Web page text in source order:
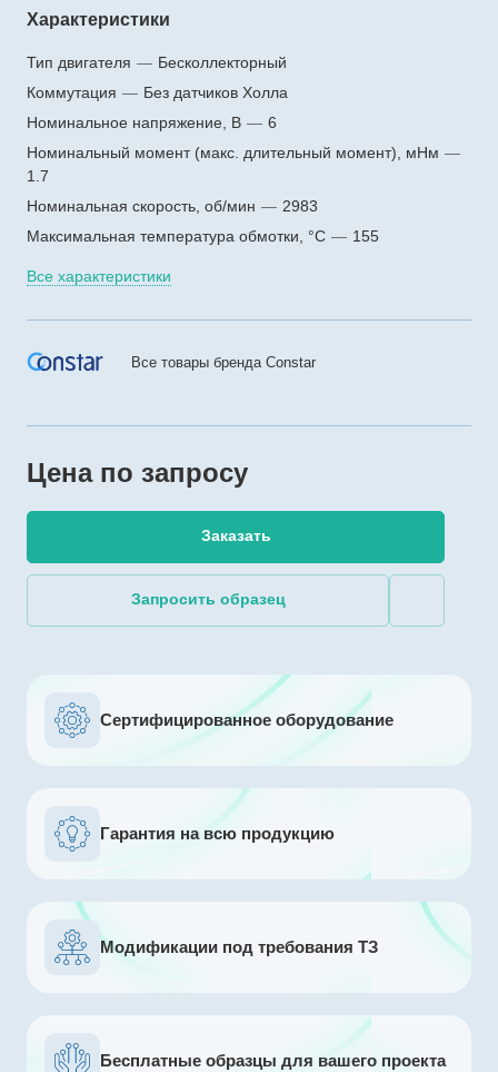
Характеристики
Тип двигателя — Бесколлекторный
Коммутация — Без датчиков Холла
Номинальное напряжение, В — 6
Номинальный момент (макс. длительный момент), мНм —
1.7
Номинальная скорость, об/мин — 2983
Максимальная температура обмотки, °C — 155
Все характеристики
Все товары бренда Constar
Цена по запросу
Заказать
Запросить образец
Сертифицированное оборудование
Гарантия на всю продукцию
Модификации под требования ТЗ
Бесплатные образцы для вашего проекта